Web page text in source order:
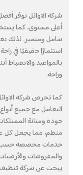
شركة الاوائل توفر
أعلى مستوى، كما
شامل ومتميز. لذلك
استثمارًا حقيقيًا في
بالمواعيد والانضباط
وراحة.
كما تحرص شركة
التعامل مع جميع
جودة ومتانة
منظم، مما يجعل كل
خدمات مخصصة حسب
والمفروشات
يبحث عن شركة تنظيف